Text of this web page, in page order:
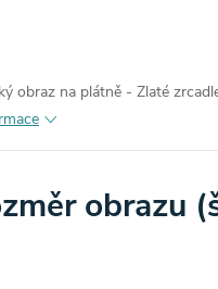
obraz na plátně - Zlaté
obrazu